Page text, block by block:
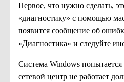
Первое, что нужно сделать,
«диагностику» с помощью
появится сообщение об
«Диагностика» и следуйте
Система Windows
сетевой центр не работает